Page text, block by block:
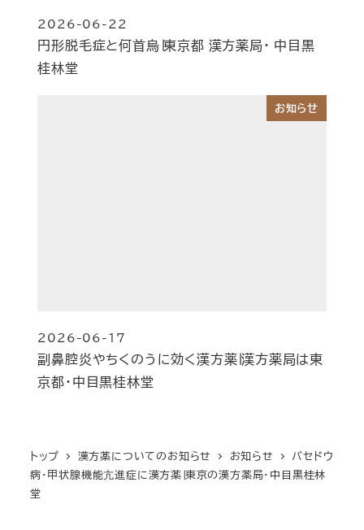
円形脱毛症と何首烏∣東京都 漢方薬局・ 中目黒
桂林堂
投稿日
2026-06-22
お知らせ
副鼻腔炎やちくのうに効く漢方薬∣漢方薬局は東
京都・中目黒桂林堂
2026-06-17
トップ 漢方薬についてのお知らせ お知らせ
バセドウ
病・甲状腺機能亢進症に漢方薬∣東京の漢方薬局・中目黒桂林
堂